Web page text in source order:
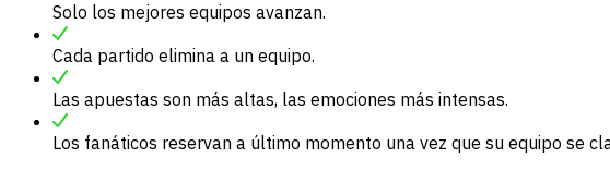
Solo los mejores equipos avanzan.
Cada partido elimina a un equipo.
Las apuestas son más altas, las emociones más intensas.
Los fanáticos reservan a último momento una vez que su equipo se